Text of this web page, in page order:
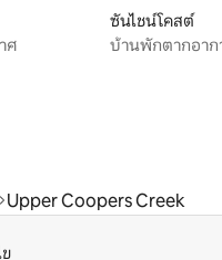
ศ
ซันไชน์โคสต์
บ้านพักตากอาก
Upper Coopers Creek